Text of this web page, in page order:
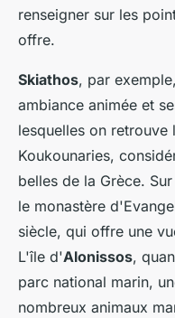
renseigner sur les
offre.
Skiathos, par
ambiance animée et
lesquelles on
Koukounaries,
belles de la Grèce. Sur
le monastère
siècle, qui offre une
L'île d'Alonissos,
parc national marin,
nombreux animaux